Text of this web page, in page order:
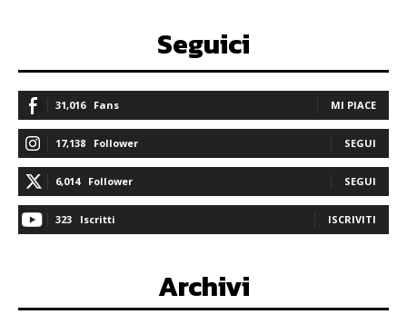
Seguici
31,016 Fans MI PIACE
17,138 Follower SEGUI
6,014 Follower SEGUI
323 Iscritti ISCRIVITI
Archivi